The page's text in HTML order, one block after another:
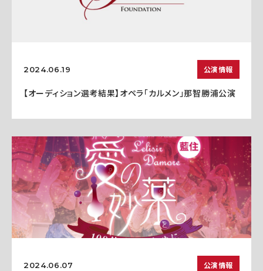
2024.06.19 公演情報
【オーディション選考結果】オペラ「カルメン」那智勝浦公演
2024.06.07 公演情報